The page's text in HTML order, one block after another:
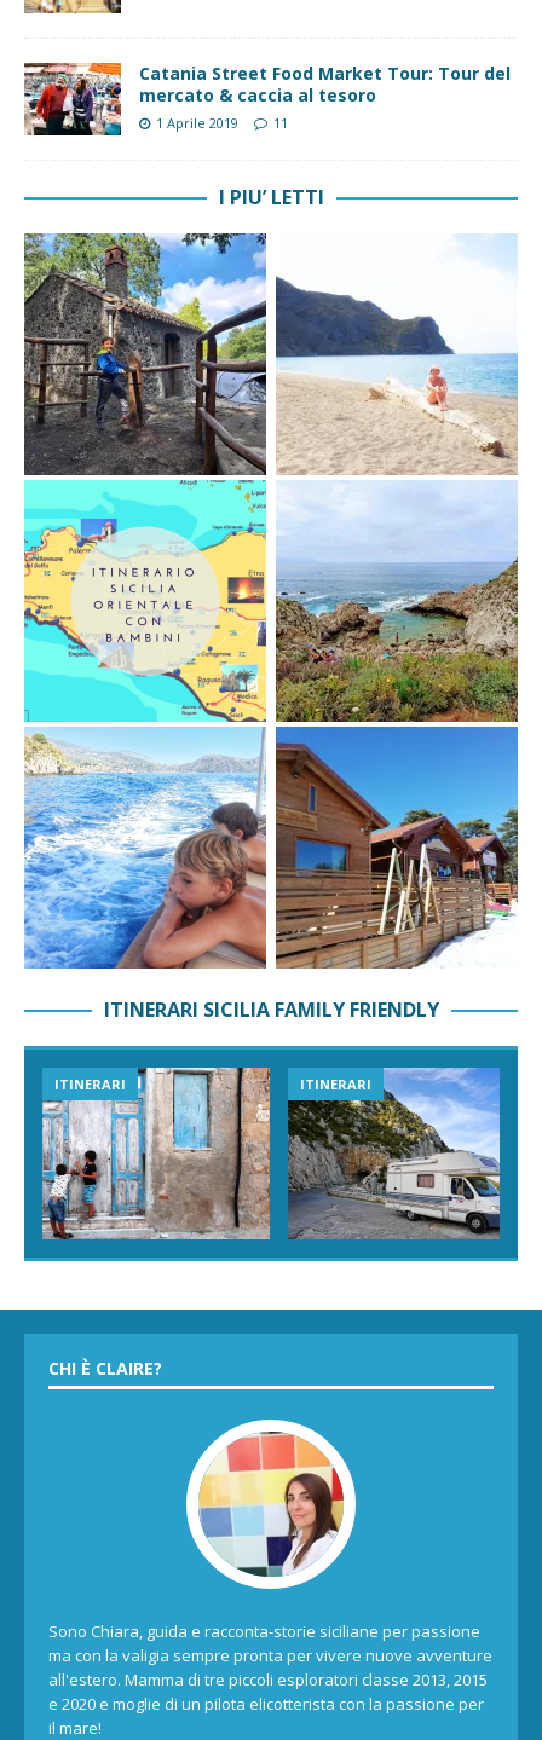
Catania Street Food Market Tour: Tour del
mercato & caccia al tesoro
1 Aprile 2019 11
I PIU’ LETTI
ITINERARI SICILIA FAMILY FRIENDLY
ITINERARI ITINERARI
CHI È CLAIRE?
Sono Chiara, guida e racconta-storie siciliane per passione
ma con la valigia sempre pronta per vivere nuove avventure
all'estero. Mamma di tre piccoli esploratori classe 2013, 2015
e 2020 e moglie di un pilota elicotterista con la passione per
il mare!